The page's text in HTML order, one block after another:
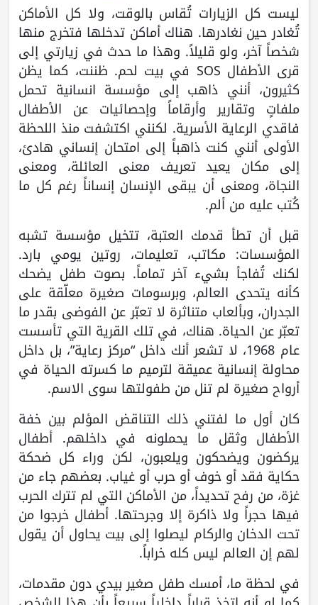
ليست كل الزيارات تُقاس بالوقت، ولا كل الأماكن
تُغادر حين نغادرها. هناك أماكن تدخلها فتخرج منها
شخصاً آخر، ولو قليلاً. وهذا ما حدث في زيارتي إلى
قرى الأطفال SOS في بيت لحم. ظننت، كما يظن
كثيرون، أنني ذاهب إلى مؤسسة انسانية تحمل
ملفاتٍ وتقارير وأرقاماً وإحصائيات عن الأطفال
فاقدي الرعاية الأسرية. لكنني اكتشفت منذ اللحظة
الأولى أنني كنت ذاهباً إلى امتحان إنساني هادئ،
إلى مكان يعيد تعريف معنى العائلة، ومعنى
النجاة، ومعنى أن يبقى الإنسان إنساناً رغم كل ما
كُتب عليه من ألم.
قبل أن تطأ قدمك العتبة، تتخيل مؤسسة تشبه
المؤسسات: مكاتب، تعليمات، روتين يومي بارد.
لكنك تُفاجأ بشيء آخر تماماً. بصوت طفل يضحك
كأنه يتحدى العالم، وبرسومات صغيرة معلّقة على
الجدران، وبألعاب متناثرة لا تعبّر عن الفوضى بقدر ما
تعبّر عن الحياة. هناك، في تلك القرية التي تأسست
عام 1968، لا تشعر أنك داخل “مركز رعاية”، بل داخل
محاولة إنسانية عميقة لترميم ما كسرته الحياة في
أرواح صغيرة لم تنل من طفولتها سوى الاسم.
كان أول ما لفتني ذلك التناقض المؤلم بين خفة
الأطفال وثقل ما يحملونه في داخلهم. أطفال
يركضون ويضحكون ويلعبون، لكن وراء كل ضحكة
حكاية فقد أو خوف أو حرب أو غياب. بعضهم جاء من
غزة، من رفح تحديداً، من الأماكن التي لم تترك الحرب
فيها حجراً ولا ذاكرة إلا وجرحتها. أطفال خرجوا من
تحت الدخان والركام ليصلوا إلى بيت يحاول أن يقول
لهم إن العالم ليس كله خراباً.
في لحظة ما، أمسك طفل صغير بيدي دون مقدمات،